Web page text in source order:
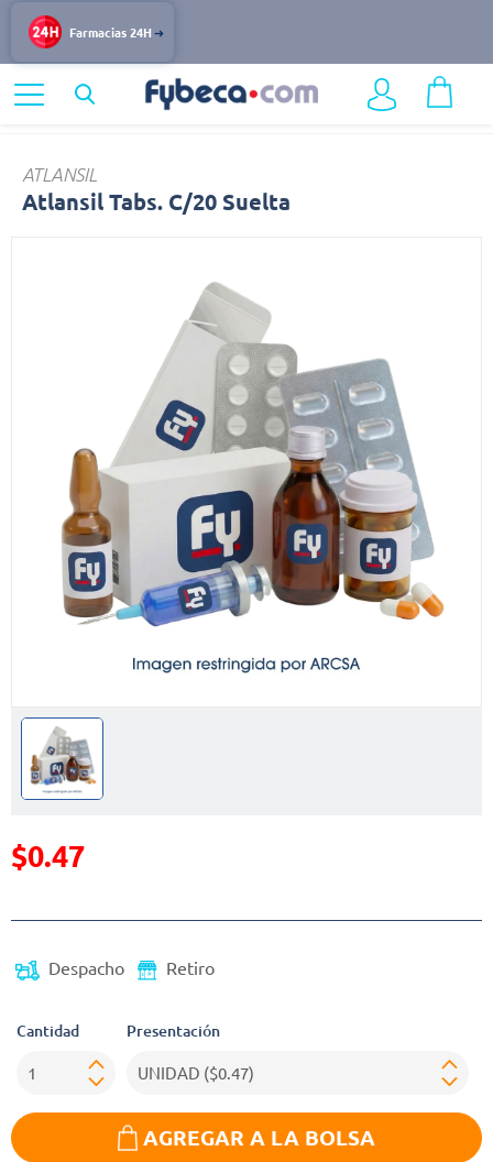
Farmacias 24H
Cardiovascular
ATLANSIL
Atlansil Tabs. C/20 Suelta
Precio reducido de
$0.47
Despacho Retiro
Cantidad Presentación
AGREGAR A LA BOLSA